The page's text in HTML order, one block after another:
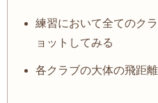
練習において全てのク
ョットしてみる
各クラブの大体の飛距